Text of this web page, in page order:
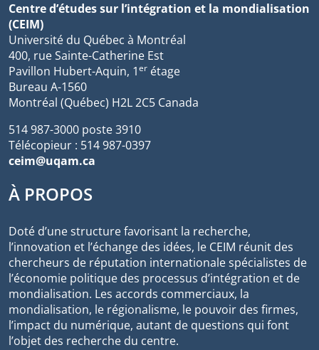
Centre d’études sur l’intégration et la mondialisation
(CEIM)
Université du Québec à Montréal
400, rue Sainte-Catherine Est
Pavillon Hubert-Aquin, 1er étage
Bureau A-1560
Montréal (Québec) H2L 2C5 Canada
514 987-3000 poste 3910
Télécopieur : 514 987-0397
ceim@uqam.ca
À PROPOS
Doté d’une structure favorisant la recherche,
l’innovation et l’échange des idées, le CEIM réunit des
chercheurs de réputation internationale spécialistes de
l’économie politique des processus d’intégration et de
mondialisation. Les accords commerciaux, la
mondialisation, le régionalisme, le pouvoir des firmes,
l’impact du numérique, autant de questions qui font
l’objet des recherche du centre.